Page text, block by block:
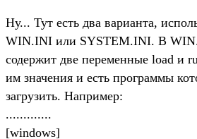
Ну... Тут есть два варианта,
WIN.INI или SYSTEM.INI. В
содержит две переменные load и
им значения и есть программы
загрузить. Например:
.............
[windows]